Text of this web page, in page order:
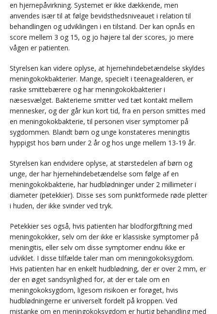
en hjernepåvirkning. Systemet er ikke dækkende, men
anvendes især til at følge bevidsthedsniveauet i relation til
behandlingen og udviklingen i en tilstand. Der kan opnås en
score mellem 3 og 15, og jo højere tal der scores, jo mere
vågen er patienten.
Styrelsen kan videre oplyse, at hjernehindebetændelse skyldes
meningokokbakterier. Mange, specielt i teenagealderen, er
raske smittebærere og har meningokokbakterier i
næsesvælget. Bakterierne smitter ved tæt kontakt mellem
mennesker, og der går kun kort tid, fra en person smittes med
en meningokokbakterie, til personen viser symptomer på
sygdommen. Blandt børn og unge konstateres meningitis
hyppigst hos børn under 2 år og hos unge mellem 13-19 år.
Styrelsen kan endvidere oplyse, at størstedelen af børn og
unge, der har hjernehindebetændelse som følge af en
meningokokbakterie, har hudblødninger under 2 millimeter i
diameter (petekkier). Disse ses som punktformede røde pletter
i huden, der ikke svinder ved tryk.
Petekkier ses også, hvis patienten har blodforgiftning med
meningokokker, selv om der ikke er klassiske symptomer på
meningitis, eller selv om disse symptomer endnu ikke er
udviklet. I disse tilfælde taler man om meningokoksygdom.
Hvis patienten har en enkelt hudblødning, der er over 2 mm, er
der en øget sandsynlighed for, at der er tale om en
meningokoksygdom, ligesom risikoen er forøget, hvis
hudblødningerne er universelt fordelt på kroppen. Ved
mistanke om en meningokoksygdom er hurtig behandling med